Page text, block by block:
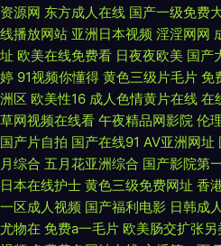
瓜黑社 91大神h在线免费 91色伦导航 亚
黑森林17p 91性生活小视频 香蕉久久东
www婷婷综合 日本A黄 91搞熟妇 丰满
操 东京热色播 日本一区二区三区A片 91
店 亚州一二三精品综合 91在线免费观看
资源网 东方成人在线 国产一级免费
线播放网站 亚洲日本视频 淫淫网网
址 欧美在线免费看 日夜夜欧美 国产
婷 91视频你懂得 黄色三级片毛片 免
洲区 欧美性16 成人色情黄片在线 在
草网视频在线看 午夜精品网影院 伦
国产片自拍 国产在线91 AV亚洲网址
月综合 五月花亚洲综合 国产影院第
日本在线护士 黄色三级免费网址 香
一区成人视频 国产福利电影 日韩成
尤物在 免费a一毛片 欧美肠交扩张另